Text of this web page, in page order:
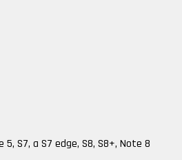
5, S7, a S7 edge, S8, S8+, Note 8